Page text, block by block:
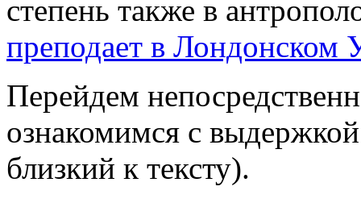
степень также в
преподает в Лондонском
Перейдем
ознакомимся с
близкий к тексту).